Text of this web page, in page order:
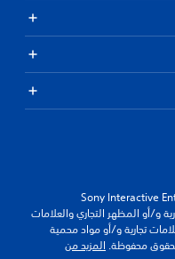
و/أو المظهر التجاري والعلامات
تجارية و/أو مواد محمية
محفوظة.المزيد من